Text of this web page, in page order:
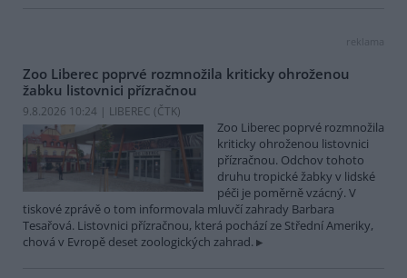
reklama
Zoo Liberec poprvé rozmnožila kriticky ohroženou
žabku listovnici přízračnou
9.8.2026 10:24 | LIBEREC (ČTK)
Zoo Liberec poprvé rozmnožila
kriticky ohroženou listovnici
přízračnou. Odchov tohoto
druhu tropické žabky v lidské
péči je poměrně vzácný. V
tiskové zprávě o tom informovala mluvčí zahrady Barbara
Tesařová. Listovnici přízračnou, která pochází ze Střední Ameriky,
chová v Evropě deset zoologických zahrad.